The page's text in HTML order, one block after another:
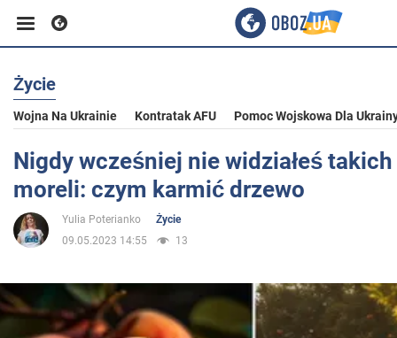
Biznes
Sport
Rozrywka
Polityka
Życie
Wojna Na Ukrainie Kontratak AFU Pomoc Wojskowa Dla
Nigdy wcześniej nie widziałeś
moreli: czym karmić drzewo
Yulia Poterianko
Życie
09.05.2023 14:55
13